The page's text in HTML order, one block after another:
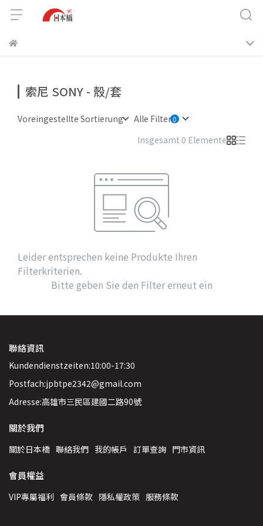
索尼 SONY - 殼/套
Voreingestellte Sortierung
Alle Filter
Insgesamt 0 Elemente
Leider entsprechen keine Produkte Ihren
Filterkriterien.
Bitte geben Sie den Filter erneut ein
聯絡資訊
Kundendienstzeiten:10:00-17:30
Postfach:jpbtpe2342@gmail.com
Adresse:高雄市三民區建國二路90號
關於我們
關於日本橋 聯絡我們 我的帳戶 訂單查詢 門市資訊
會員權益
VIP專屬福利 會員條款 隱私權政策 服務條款